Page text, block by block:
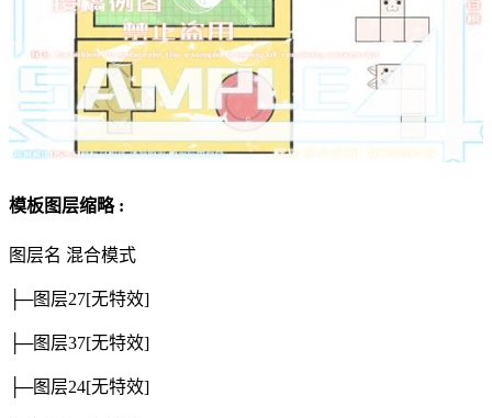
模板图层缩略 :
图层名 混合模式
├─图层27[无特效]
├─图层37[无特效]
├─图层24[无特效]